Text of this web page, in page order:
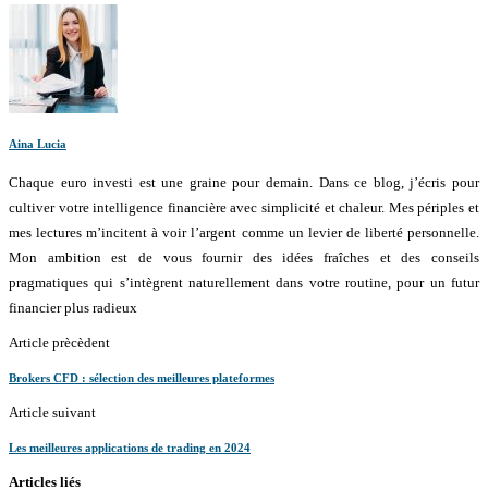
Aina Lucia
Chaque euro investi est une graine pour demain. Dans ce blog, j’écris pour
cultiver votre intelligence financière avec simplicité et chaleur. Mes périples et
mes lectures m’incitent à voir l’argent comme un levier de liberté personnelle.
Mon ambition est de vous fournir des idées fraîches et des conseils
pragmatiques qui s’intègrent naturellement dans votre routine, pour un futur
financier plus radieux
Article prècèdent
Brokers CFD : sélection des meilleures plateformes
Article suivant
Les meilleures applications de trading en 2024
Articles liés